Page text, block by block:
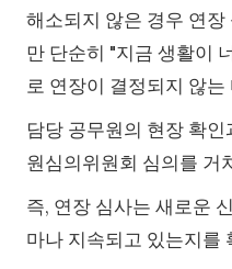
해소되지 않은 경우 연
만 단순히 "지금 생활이
로 연장이 결정되지 않는
담당 공무원의 현장 확
원심의위원회 심의를 거
즉, 연장 심사는 새로운
마나 지속되고 있는지를